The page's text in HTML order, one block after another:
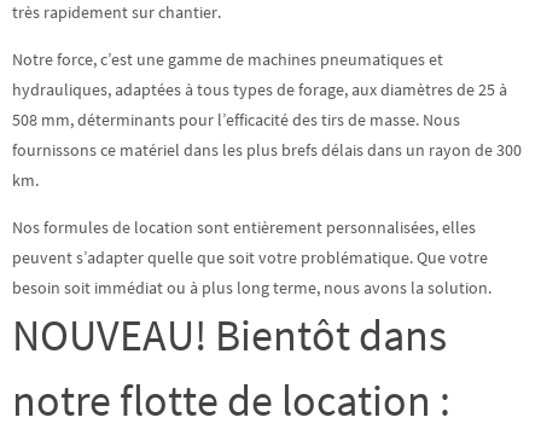
très rapidement sur chantier.
Notre force, c’est une gamme de machines pneumatiques et
hydrauliques, adaptées à tous types de forage, aux diamètres de 25 à
508 mm, déterminants pour l’efficacité des tirs de masse. Nous
fournissons ce matériel dans les plus brefs délais dans un rayon de 300
km.
Nos formules de location sont entièrement personnalisées, elles
peuvent s’adapter quelle que soit votre problématique. Que votre
besoin soit immédiat ou à plus long terme, nous avons la solution.
NOUVEAU! Bientôt dans
notre flotte de location :